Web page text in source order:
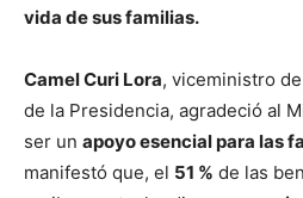
vida de sus familias.
Camel Curi Lora, viceministro
de la Presidencia, agradeció al
ser un apoyo esencial para las
manifestó que, el 51 % de las